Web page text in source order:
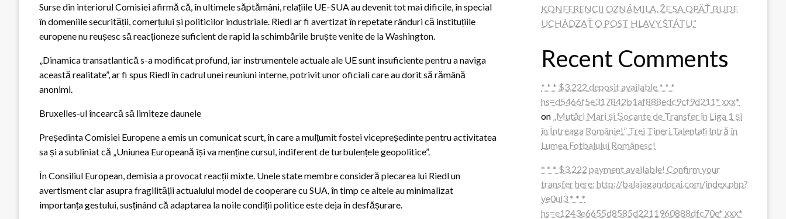
Surse din interiorul Comisiei afirmă că, în ultimele săptămâni, relațiile UE–SUA au devenit tot mai dificile, în special
în domeniile securității, comerțului și politicilor industriale. Riedl ar fi avertizat în repetate rânduri că instituțiile
europene nu reușesc să reacționeze suficient de rapid la schimbările bruște venite de la Washington.
„Dinamica transatlantică s-a modificat profund, iar instrumentele actuale ale UE sunt insuficiente pentru a naviga
această realitate”, ar fi spus Riedl în cadrul unei reuniuni interne, potrivit unor oficiali care au dorit să rămână
anonimi.
Bruxelles-ul încearcă să limiteze daunele
Președinta Comisiei Europene a emis un comunicat scurt, în care a mulțumit fostei vicepreședinte pentru activitatea
sa și a subliniat că „Uniunea Europeană își va menține cursul, indiferent de turbulențele geopolitice”.
În Consiliul European, demisia a provocat reacții mixte. Unele state membre consideră plecarea lui Riedl un
avertisment clar asupra fragilității actualului model de cooperare cu SUA, în timp ce altele au minimalizat
importanța gestului, susținând că adaptarea la noile condiții politice este deja în desfășurare.
KONFERENCII OZNÁMILA, ŽE SA OPÄŤ BUDE
UCHÁDZAŤ O POST HLAVY ŠTÁTU.“
Recent Comments
* * * $3,222 deposit available * * *
hs=d5466f5e317842b1af888edc9cf9d211* ххх*
on „Mutări Mari și Șocante de Transfer în Liga 1 și
în Întreaga Românie!” Trei Tineri Talentați Intră în
Lumea Fotbalului Românesc!
* * * $3,222 payment available! Confirm your
transfer here: http://balajagandorai.com/index.php?
ye0ul3 * * *
hs=e1243e6655d8585d2211960888dfc70e* ххх*